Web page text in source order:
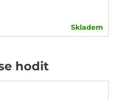
Skladem
hodit